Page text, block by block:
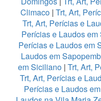
Climaco| Trt, Art,
Trt, Art, Perícias e
Perícias e Laudos
Perícias e Laudos em
Laudos em
em Siciliano | Trt, Art,
Trt, Art, Perícias e
Perícias e Laudos